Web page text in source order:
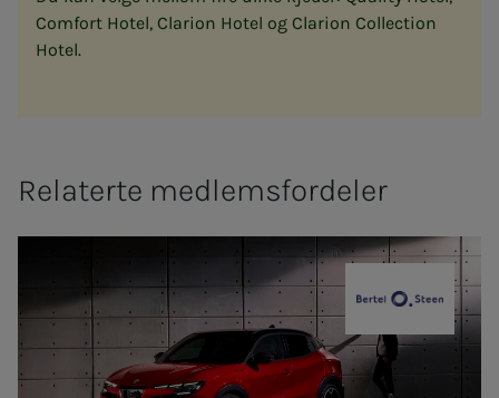
Comfort Hotel, Clarion Hotel og Clarion Collection
Hotel.
Relaterte medlemsfordeler
Bertel O.